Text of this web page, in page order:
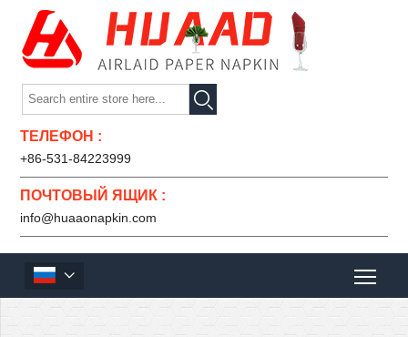

ТЕЛЕФОН :
+86-531-84223999
ПОЧТОВЫЙ ЯЩИК :
info@huaaonapkin.com
